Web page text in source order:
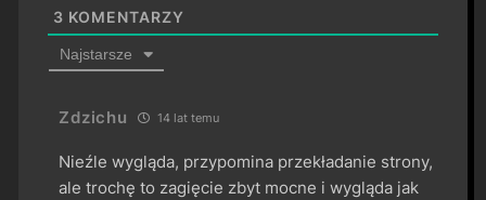
3 KOMENTARZY
Najstarsze
Zdzichu 14 lat temu
Nieźle wygląda, przypomina przekładanie strony,
ale trochę to zagięcie zbyt mocne i wygląda jak